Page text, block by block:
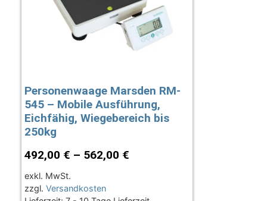
Personenwaage Marsden RM-
545 – Mobile Ausführung,
Eichfähig, Wiegebereich bis
250kg
492,00 € – 562,00 €
exkl. MwSt.
zzgl. Versandkosten